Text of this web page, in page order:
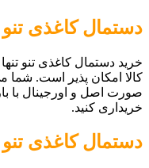
دستمال کاغذی تنو 8 عددی
خرید دستمال کاغذی تنو
کالا امکان پذیر است. شما
صورت اصل و اورجینال با
خریداری کنید.
دستمال کاغذی تنو 8 عددی